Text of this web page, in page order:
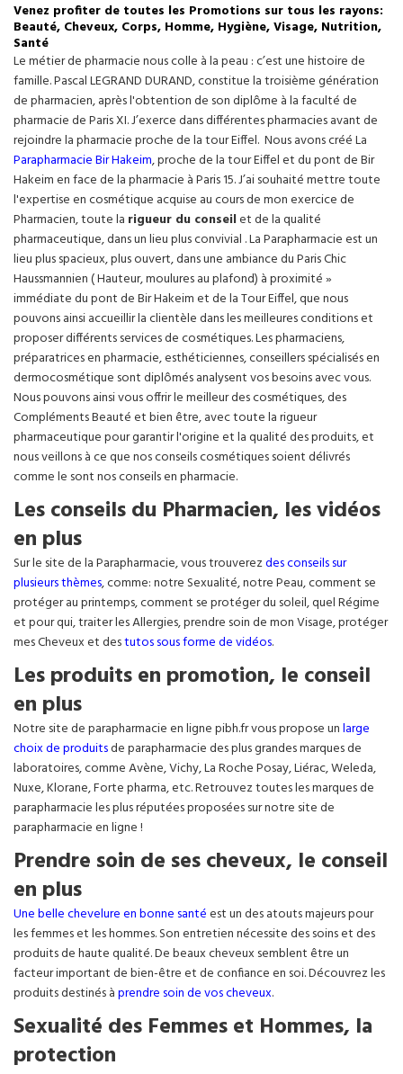
Venez profiter de toutes les Promotions sur tous les rayons:
Beauté, Cheveux, Corps, Homme, Hygiène, Visage, Nutrition,
Santé
Le métier de pharmacie nous colle à la peau : c’est une histoire de
famille. Pascal LEGRAND DURAND, constitue la troisième génération
de pharmacien, après l'obtention de son diplôme à la faculté de
pharmacie de Paris XI. J’exerce dans différentes pharmacies avant de
rejoindre la pharmacie proche de la tour Eiffel. Nous avons créé La
Parapharmacie Bir Hakeim, proche de la tourEiffelet du pont de Bir
Hakeim en face de la pharmacie à Paris 15. J’ai souhaité mettre toute
l'expertise en cosmétique acquise au cours de mon exercice de
Pharmacien, toute la rigueur du conseilet de la qualité
pharmaceutique, dans un lieu plus convivial . La Parapharmacie est un
lieu plus spacieux, plus ouvert, dans une ambiance du Paris Chic
Haussmannien ( Hauteur, moulures au plafond) à proximité »
immédiate du pont de Bir Hakeim et de la Tour Eiffel, que nous
pouvons ainsi accueillir la clientèle dans les meilleures conditions et
proposer différents services de cosmétiques. Les pharmaciens,
préparatrices en pharmacie, esthéticiennes, conseillers spécialisés en
dermocosmétique sont diplômés analysent vos besoins avec vous.
Nous pouvons ainsi vous offrir le meilleur des cosmétiques, des
Compléments Beauté et bien être, avec toute la rigueur
pharmaceutique pour garantir l'origine et la qualité des produits, et
nous veillons à ce que nos conseils cosmétiques soient délivrés
comme le sont nos conseils en pharmacie.
Les conseils du Pharmacien, les vidéos
en plus
Sur le site de la Parapharmacie, vous trouverezdes conseils sur
plusieurs thèmes, comme: notre Sexualité, notre Peau, comment se
protéger au printemps, comment se protéger du soleil, quel Régime
et pour qui, traiter les Allergies, prendre soin de mon Visage, protéger
mes Cheveux et destutos sous forme de vidéos.
Les produits en promotion, le conseil
en plus
Notre site de parapharmacie en ligne pibh.fr vous propose unlarge
choix de produitsde parapharmacie des plus grandes marques de
laboratoires, comme Avène, Vichy, La Roche Posay, Liérac, Weleda,
Nuxe, Klorane, Forte pharma, etc. Retrouvez toutes les marques de
parapharmacie les plus réputées proposées sur notre site de
parapharmacie en ligne !
Prendre soin de ses cheveux, le conseil
en plus
Une belle chevelure en bonne santéest un des atouts majeurs pour
les femmes et les hommes. Son entretien nécessite des soins et des
produits de haute qualité. De beaux cheveux semblent être un
facteur important de bien-être et de confiance en soi. Découvrez les
produits destinés àprendre soin de vos cheveux.
Sexualité des Femmes et Hommes, la
protection